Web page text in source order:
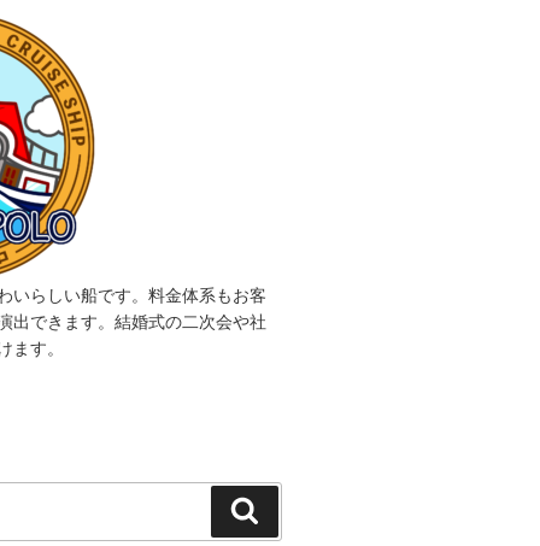
いらしい船です。料金体系もお客
出できます。結婚式の二次会や社
ます。
索